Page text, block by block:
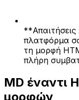
πλατφόρμα
τη μορφή
πλήρη
MD έναντι
μορφών